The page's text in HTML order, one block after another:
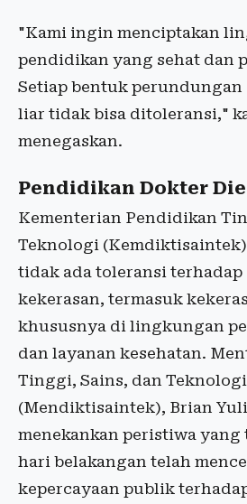
"Kami ingin menciptakan
pendidikan yang sehat dan
Setiap bentuk
liar tidak bisa ditoleransi,"
menegaskan.
Pendidikan Dokter
Kementerian Pendidikan
Teknologi (Kemdiktisaintek)
tidak ada toleransi terhadap
kekerasan, termasuk
khususnya di lingkungan
dan layanan kesehatan.
Tinggi, Sains, dan Teknologi
(Mendiktisaintek), Brian
menekankan peristiwa yang
hari belakangan telah
kepercayaan publik